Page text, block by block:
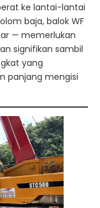
ke lantai-lantai
baja, balok WF
— memerlukan
signifikan sambil
yang
panjang mengisi